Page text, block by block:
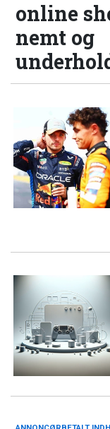
online
nemt og